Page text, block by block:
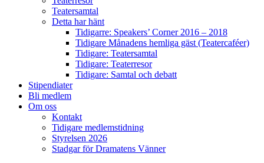
Teatersamtal
Detta har hänt
Tidigarre: Speakers’ Corner 2016 – 2018
Tidigare Månadens hemliga gäst (Teatercaféer)
Tidigare: Teatersamtal
Tidigare: Teaterresor
Tidigare: Samtal och debatt
Stipendiater
Bli medlem
Om oss
Kontakt
Tidigare medlemstidning
Styrelsen 2026
Stadgar för Dramatens Vänner